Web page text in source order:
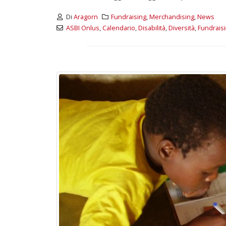
Di Aragorn Fundraising,Merchandising,News
ASBI Onlus,Calendario,Disabilità,Diversità,
3 giugno 2026 – Al Teatro
Universitaria
Maggio 13, 2026
Un evento di Natale per
Aragorn
Aprile 1, 2026